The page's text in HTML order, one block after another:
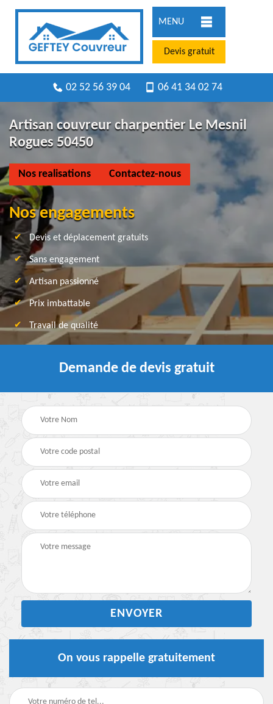
MENU
Devis gratuit
02 52 56 39 04 06 41 34 02 74
Artisan couvreur charpentier Le Mesnil
Rogues 50450
Nos realisations Contactez-nous
Nos engagements
Devis et déplacement gratuits
Sans engagement
Artisan passionné
Prix imbattable
Travail de qualité
Demande de devis gratuit
On vous rappelle gratuitement